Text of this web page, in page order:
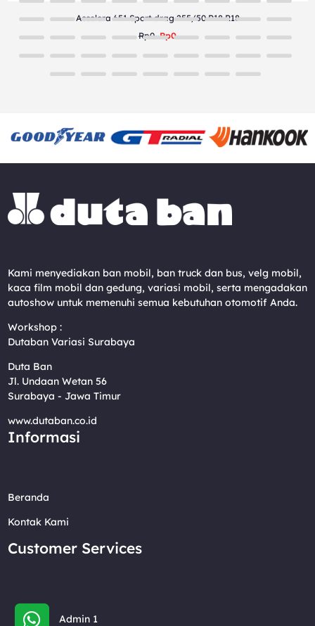
Accelera 651 Sport drag 255/50 R18 R18
Rp0 Rp0
Kami menyediakan ban mobil, ban truck dan bus, velg mobil,
kaca film mobil dan gedung, variasi mobil, serta mengadakan
autoshow untuk memenuhi semua kebutuhan otomotif Anda.
Workshop :
Dutaban Variasi Surabaya
Duta Ban
Jl. Undaan Wetan 56
Surabaya - Jawa Timur
www.dutaban.co.id
Informasi
Beranda
Kontak Kami
Customer Services
Admin 1